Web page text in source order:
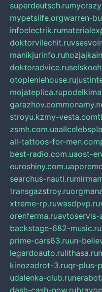
superdeutsch.ru
mypetslife.orgwarren-
infoelectrik.ru
doktorvilechit.ru
manikjurinfo.ru
doktoradvice.ru
otopleniehouse.ru
mojateplica.ru
garazhov.com
stroyu.kzmy-vesta.com
zsmh.com.ua
all-tattoos-for-men.com
best-radio.com.uaost-
euroshiny.com.ua
searchus-nauti.ru
transgazstroy.ru
xtreme-rp.ruwasdpvp.ru
orenferma.ruavtoservis-
backstage-682-music.ru
prime-cars63.ruun-
legardoauto.rulithasa.ru
kinozadrot-3.ruqr-plus-
udalenka-club.ru
dash-cash-now.ru